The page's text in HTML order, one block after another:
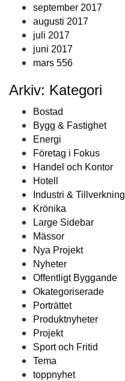
september 2017
augusti 2017
juli 2017
juni 2017
mars 556
Arkiv: Kategori
Bostad
Bygg & Fastighet
Energi
Företag i Fokus
Handel och Kontor
Hotell
Industri & Tillverkning
Krönika
Large Sidebar
Mässor
Nya Projekt
Nyheter
Offentligt Byggande
Okategoriserade
Porträttet
Produktnyheter
Projekt
Sport och Fritid
Tema
toppnyhet